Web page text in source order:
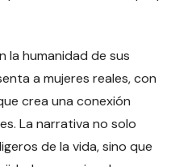
la humanidad de sus
a mujeres reales, con
crea una conexión
La narrativa no solo
de la vida, sino que